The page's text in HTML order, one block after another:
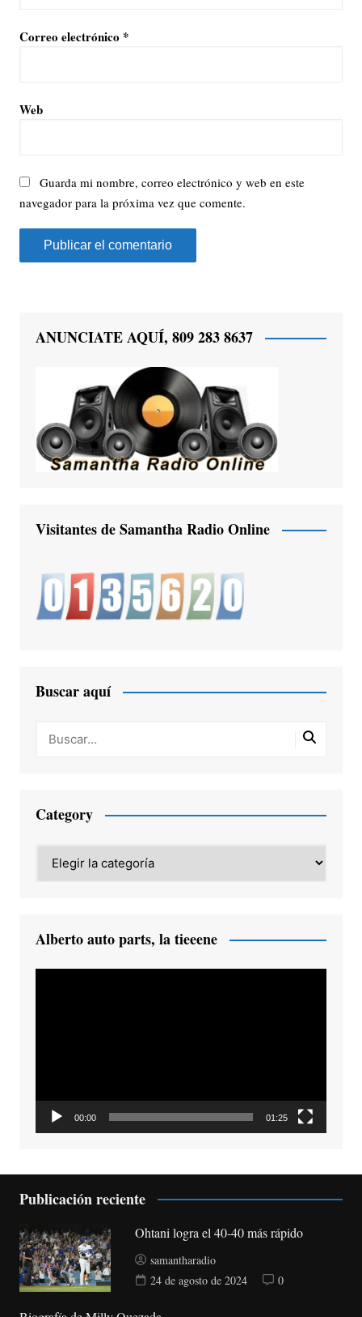
Correo electrónico *
Web
Guarda mi nombre, correo electrónico y web en este
navegador para la próxima vez que comente.
ANUNCIATE AQUÍ, 809 283 8637
Visitantes de Samantha Radio Online
Buscar aquí
Category
Alberto auto parts, la tieeene
00:00 01:25
Publicación reciente
Ohtani logra el 40-40 más rápido
samantharadio
24 de agosto de 2024
0